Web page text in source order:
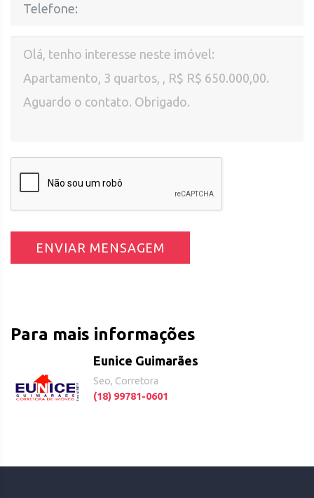
ENVIAR MENSAGEM
Para mais informações
Eunice Guimarães
Seo, Corretora
(18) 99781-0601